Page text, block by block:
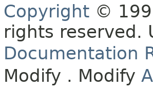
Copyright ©
rights reserved.
Documentation
Modify . Modify